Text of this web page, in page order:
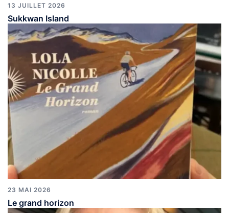
13 JUILLET 2026
Sukkwan Island
23 MAI 2026
Le grand horizon